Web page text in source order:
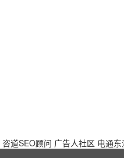
咨道SEO顾问 广告人社区 电通